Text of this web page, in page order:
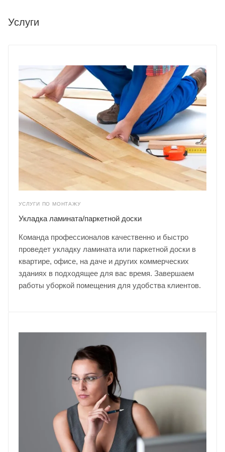
Услуги
УСЛУГИ ПО МОНТАЖУ
Укладка ламината/паркетной доски
Команда профессионалов качественно и быстро
проведет укладку ламината или паркетной доски в
квартире, офисе, на даче и других коммерческих
зданиях в подходящее для вас время. Завершаем
работы уборкой помещения для удобства клиентов.